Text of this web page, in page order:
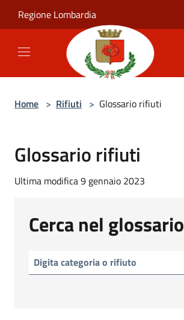
Regione Lombardia
Home > Rifiuti > Glossario rifiuti
Glossario rifiuti
Ultima modifica 9 gennaio 2023
Cerca nel glossario